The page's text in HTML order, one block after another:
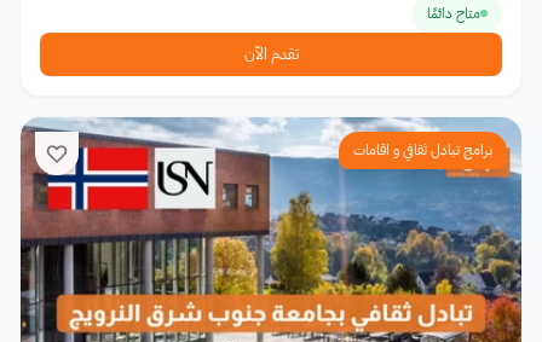
متاح دائمًا
تقدم الآن
برامج تبادل ثقافي و اقامات